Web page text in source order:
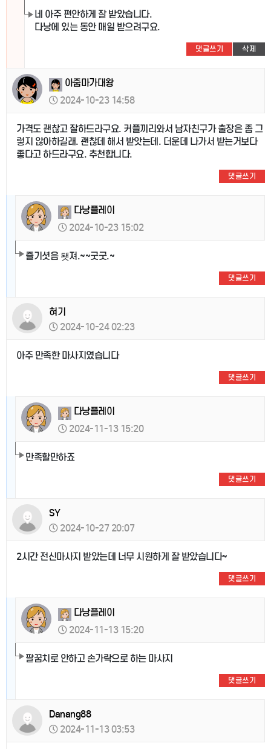
네 아주 편안하게 잘 받았습니다.
다낭에 있는 동안 매일 받으려구요.
댓글쓰기 삭제
아줌마가대왕
2024-10-23 14:58
가격도 괜찮고 잘하드라구요. 커플끼리와서 남자친구가 출장은 좀 그
렇지 않아하길래. 괜찮데 해서 받앗는데. 더운데 나가서 받는거보다
좋다고 하드라구요. 추천합니다.
댓글쓰기
다낭플레이
2024-10-23 15:02
즐기셧음 됏져.~~굿굿.~
댓글쓰기
혀기
2024-10-24 02:23
아주 만족한 마사지였습니다
댓글쓰기
다낭플레이
2024-11-13 15:20
만족할만하죠
댓글쓰기
SY
2024-10-27 20:07
2시간 전신마사지 받았는데 너무 시원하게 잘 받았습니다~
댓글쓰기
다낭플레이
2024-11-13 15:20
팔꿈치로 안하고 손가락으로 하는 마사지
댓글쓰기
Danang88
2024-11-13 03:53